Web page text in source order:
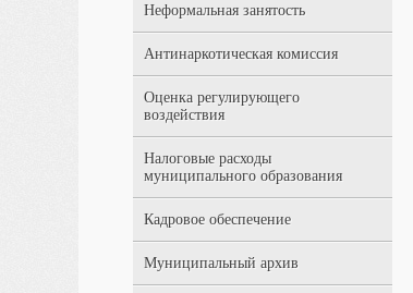
Неформальная занятость
Антинаркотическая комиссия
Оценка регулирующего
воздействия
Налоговые расходы
муниципального образования
Кадровое обеспечение
Муниципальный архив